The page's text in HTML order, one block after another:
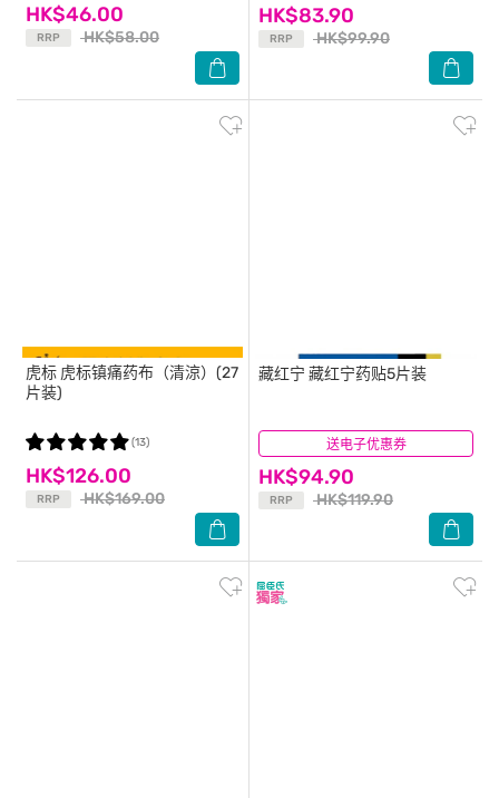
HK$46.00
RRP HK$58.00
HK$83.90
RRP HK$99.90
虎标 虎标镇痛药布（清涼）(27
片装)
HK$126.00
RRP HK$169.00
(13) 送电子优惠券
藏红宁 藏红宁药贴5片装
HK$94.90
RRP HK$119.90
(11)